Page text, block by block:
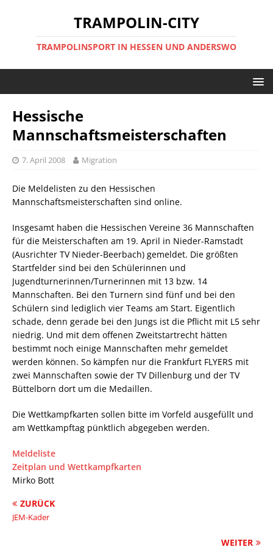
TRAMPOLIN-CITY
TRAMPOLINSPORT IN HESSEN UND ANDERSWO
Hessische
Mannschaftsmeisterschaften
7. April 2008 Migration
Die Meldelisten zu den Hessischen
Mannschaftsmeisterschaften sind online.
Insgesamt haben die Hessischen Vereine 36 Mannschaften
für die Meisterschaften am 19. April in Nieder-Ramstadt
(Ausrichter TV Nieder-Beerbach) gemeldet. Die größten
Startfelder sind bei den Schülerinnen und
Jugendturnerinnen/Turnerinnen mit 13 bzw. 14
Mannschaften. Bei den Turnern sind fünf und bei den
Schülern sind lediglich vier Teams am Start. Eigentlich
schade, denn gerade bei den Jungs ist die Pflicht mit L5 sehr
niedrig. Und mit dem offenen Zweitstartrecht hätten
bestimmt noch einige Mannschaften mehr gemeldet
werden können. So kämpfen nur die Frankfurt FLYERS mit
zwei Mannschaften sowie der TV Dillenburg und der TV
Büttelborn dort um die Medaillen.
Die Wettkampfkarten sollen bitte im Vorfeld ausgefüllt und
am Wettkampftag pünktlich abgegeben werden.
Meldeliste
Zeitplan und Wettkampfkarten
Mirko Bott
ZURÜCK
JEM-Kader
WEITER